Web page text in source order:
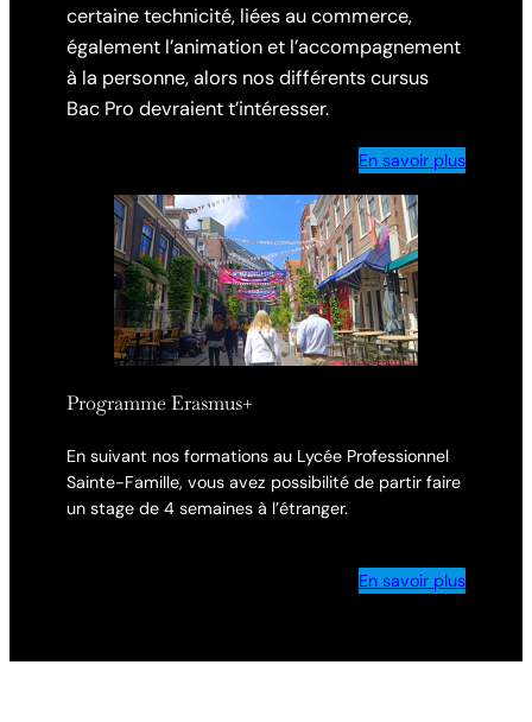
certaine technicité, liées au commerce,
également l’animation et l’accompagnement
à la personne, alors nos différents cursus
Bac Pro devraient t’intéresser.
En savoir plus
Programme Erasmus+
En suivant nos formations au Lycée Professionnel
Sainte-Famille, vous avez possibilité de partir faire
un stage de 4 semaines à l’étranger.
En savoir plus